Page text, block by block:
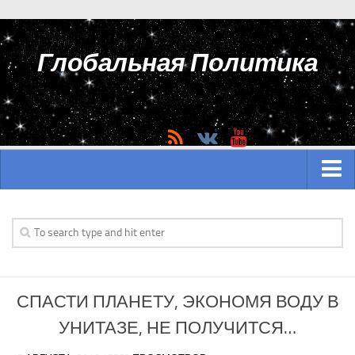
Глобальная Политика
АЗИЯ
История Азии
Вооружение Азии
СПАСТИ ПЛАНЕТУ, ЭКОНОМЯ ВОДУ В
УНИТАЗЕ, НЕ ПОЛУЧИТСЯ…